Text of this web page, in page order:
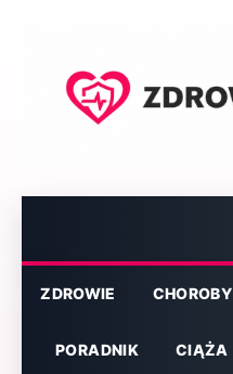
ZDROWIE CHOROBY
PORADNIK CIĄŻA